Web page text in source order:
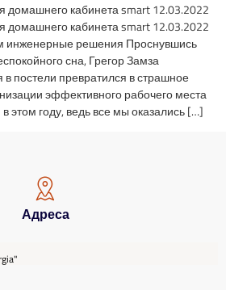
кабинета smart 12.03.2022
кабинета smart 12.03.2022
инженерные решения Проснувшись
сна, Грегор Замза
в постели превратился в страшное
эффективного рабочего места
этом году, ведь все мы оказались […]
Адреса